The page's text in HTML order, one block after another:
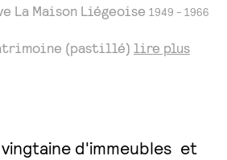
La Maison Liégeoise 1949 - 1966
(pastillé) lire plus
d'immeubles et